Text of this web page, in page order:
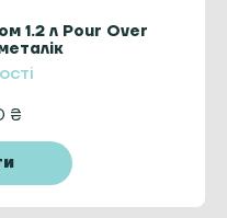
1.2 л Pour Over
₴